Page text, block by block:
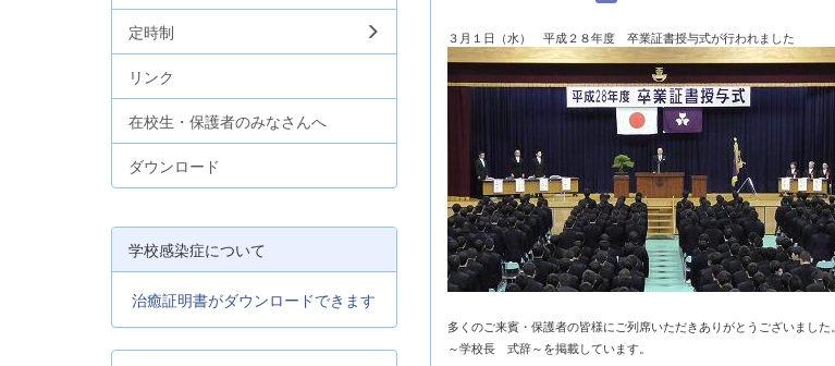
３月１日（水） 平成２８年度 卒業証書授与式が行われました
多くのご来賓・保護者の皆様にご列席いただきありがとうございました。
～学校長 式辞～を掲載しています。
定時制
リンク
在校生・保護者のみなさんへ
ダウンロード
学校感染症について
治癒証明書がダウンロードできます